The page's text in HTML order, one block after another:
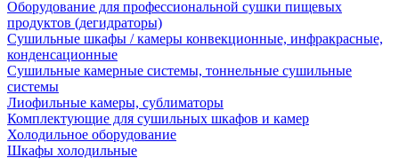
Оборудование для профессиональной сушки пищевых
продуктов (дегидраторы)
Сушильные шкафы / камеры конвекционные, инфракрасные,
конденсационные
Сушильные камерные системы, тоннельные сушильные
системы
Лиофильные камеры, сублиматоры
Комплектующие для сушильных шкафов и камер
Холодильное оборудование
Шкафы холодильные